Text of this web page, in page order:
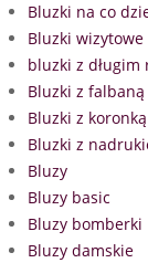
Bluzki na co
Bluzki wizytowe
bluzki z długim
Bluzki z falbaną
Bluzki z koronką
Bluzki z
Bluzy
Bluzy basic
Bluzy bomberki
Bluzy damskie